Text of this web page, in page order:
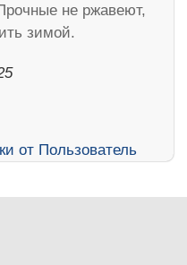
не ржавеют,
зимой.